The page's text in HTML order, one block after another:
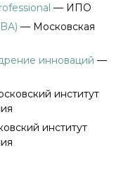
— ИПО
— Mосковская
инноваций —
институт
институт